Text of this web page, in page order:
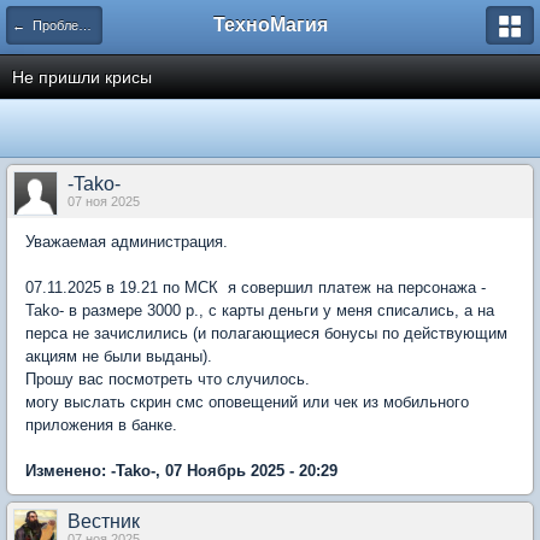
← Проблемы с электронными платежами ТехноМагия
Не пришли крисы
-Tako-
07 ноя 2025
Уважаемая администрация.
07.11.2025 в 19.21 по МСК я совершил платеж на персонажа -
Tako- в размере 3000 р., с карты деньги у меня списались, а на
перса не зачислились (и полагающиеся бонусы по действующим
акциям не были выданы).
Прошу вас посмотреть что случилось.
могу выслать скрин смс оповещений или чек из мобильного
приложения в банке.
Изменено: -Tako-, 07 Ноябрь 2025 - 20:29
Вестник